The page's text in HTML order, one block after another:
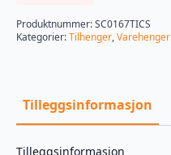
Produktnummer:SC0167TICS
Kategorier:Tilhenger,Varehenger
Tilleggsinformasjon
Tilleggsinformasjon